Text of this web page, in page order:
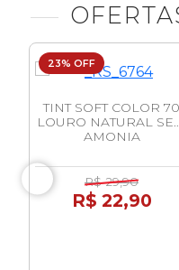
23% OFF
TINT SOFT COLOR 70
LOURO NATURAL SEM
AMONIA
R$ 29,90
R$ 22,90